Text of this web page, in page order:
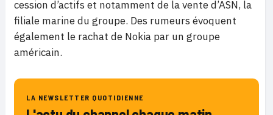
cession d’actifs et notamment de la vente d’ASN, la
filiale marine du groupe. Des rumeurs évoquent
également le rachat de Nokia par un groupe
américain.
LA NEWSLETTER QUOTIDIENNE